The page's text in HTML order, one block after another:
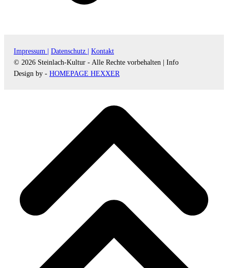
Impressum | Datenschutz |
Kontakt
© 2026 Steinlach-Kultur - Alle Rechte vorbehalten |
Info
Design by - HOMEPAGE HEXXER